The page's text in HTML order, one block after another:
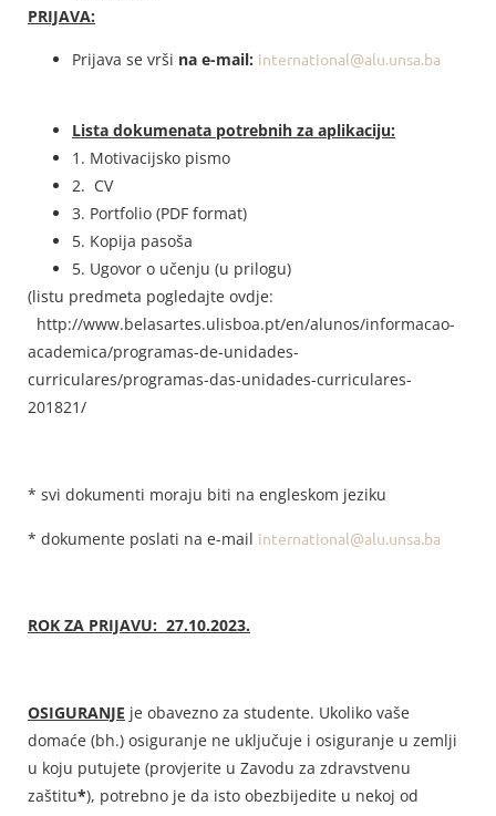
PRIJAVA:
Prijava se vrši na e-mail: international@alu.unsa.ba
Lista dokumenata potrebnih za aplikaciju:
1. Motivacijsko pismo
2. CV
3. Portfolio (PDF format)
5. Kopija pasoša
5. Ugovor o učenju (u prilogu)
(listu predmeta pogledajte ovdje:
http://www.belasartes.ulisboa.pt/en/alunos/informacao-
academica/programas-de-unidades-
curriculares/programas-das-unidades-curriculares-
201821/
* svi dokumenti moraju biti na engleskom jeziku
* dokumente poslati na e-mail international@alu.unsa.ba
ROK ZA PRIJAVU: 27.10.2023.
OSIGURANJE je obavezno za studente. Ukoliko vaše
domaće (bh.) osiguranje ne uključuje i osiguranje u zemlji
u koju putujete (provjerite u Zavodu za zdravstvenu
zaštitu*), potrebno je da isto obezbijedite u nekoj od